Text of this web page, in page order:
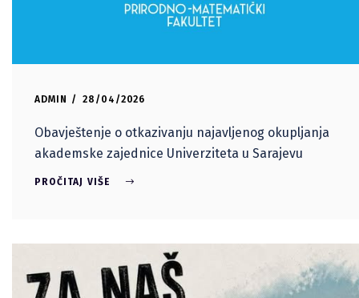
ADMIN 28/04/2026
Obavještenje o otkazivanju najavljenog okupljanja
akademske zajednice Univerziteta u Sarajevu
PROČITAJ VIŠE